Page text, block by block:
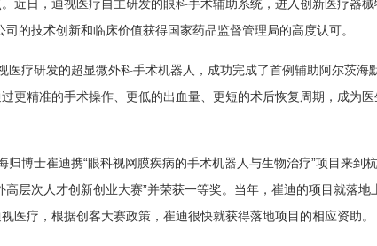
近日，迪视医疗自主研发的眼科手术辅助系统，进入创新医疗器械
司的技术创新和临床价值获得国家药品监督管理局的高度认可。
医疗研发的超显微外科手术机器人，成功完成了首例辅助阿尔茨海
更精准的手术操作、更低的出血量、更短的术后恢复周期，成为医
归博士崔迪携“眼科视网膜疾病的手术机器人与生物治疗”项目来到
高层次人才创新创业大赛”并荣获一等奖。当年，崔迪的项目就落地
医疗，根据创客大赛政策，崔迪很快就获得落地项目的相应资助。